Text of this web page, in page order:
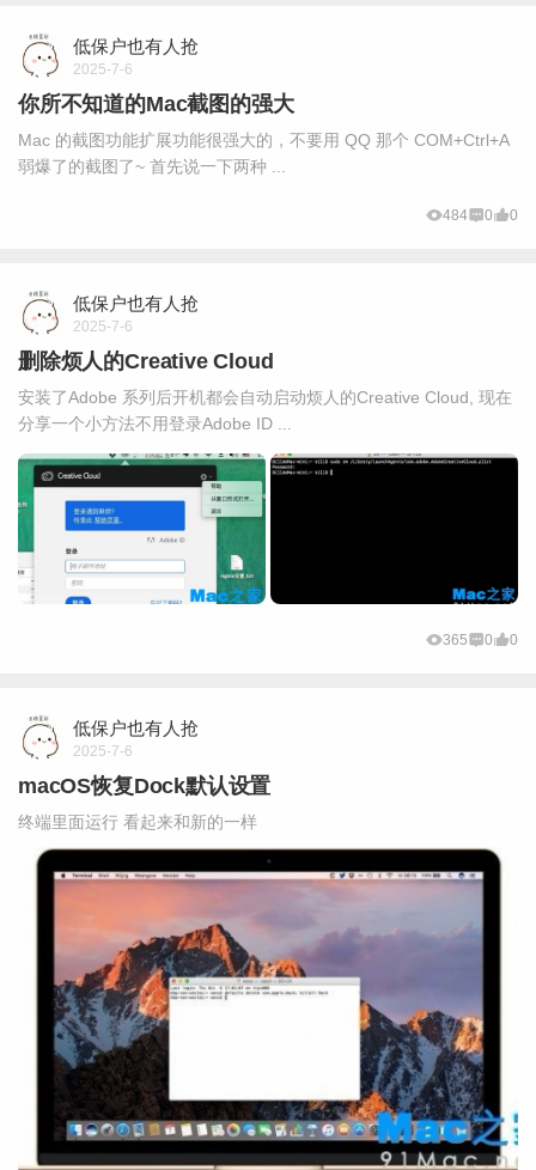
低保户也有人抢
2025-7-6
你所不知道的Mac截图的强大
Mac 的截图功能扩展功能很强大的，不要用 QQ 那个 COM+Ctrl+A
弱爆了的截图了~ 首先说一下两种 ...
484 0 0
低保户也有人抢
2025-7-6
删除烦人的Creative Cloud
安装了Adobe 系列后开机都会自动启动烦人的Creative Cloud, 现在
分享一个小方法不用登录Adobe ID ...
365 0 0
低保户也有人抢
2025-7-6
macOS恢复Dock默认设置
终端里面运行 看起来和新的一样